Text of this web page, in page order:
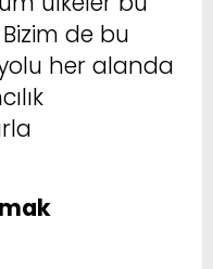
de bu
her alanda